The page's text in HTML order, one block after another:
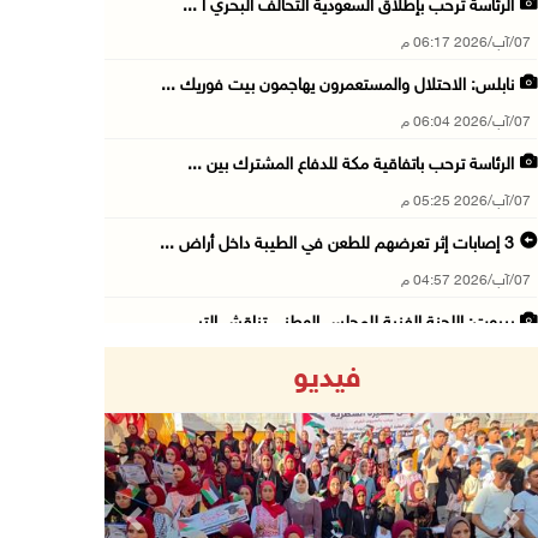
الرئاسة ترحب بإطلاق السعودية التحالف البحري ا ...
07/آب/2026 06:17 م
نابلس: الاحتلال والمستعمرون يهاجمون بيت فوريك ...
07/آب/2026 06:04 م
الرئاسة ترحب باتفاقية مكة للدفاع المشترك بين ...
07/آب/2026 05:25 م
3 إصابات إثر تعرضهم للطعن في الطيبة داخل أراض ...
07/آب/2026 04:57 م
بيروت: اللجنة الفنية للمجلس الوطني تناقش التر ...
07/آب/2026 02:38 م
70 ألفا يؤدون صلاة الجمعة في المسجد الأقصى
07/آب/2026 02:29 م
فيديو
Previous Next